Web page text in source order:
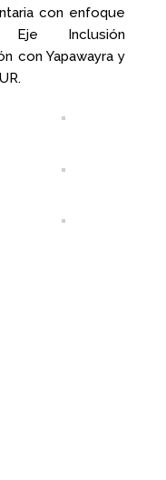
con enfoque
Inclusión
con Yapawayra y